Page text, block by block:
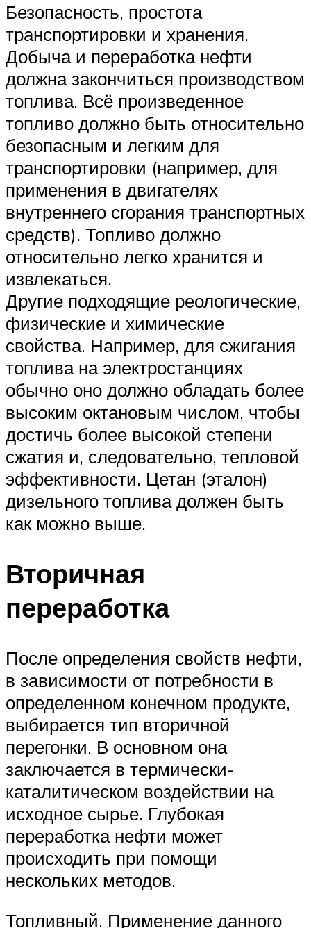
Безопасность, простота
транспортировки и хранения.
Добыча и переработка нефти
должна закончиться производством
топлива. Всё произведенное
топливо должно быть относительно
безопасным и легким для
транспортировки (например, для
применения в двигателях
внутреннего сгорания транспортных
средств). Топливо должно
относительно легко хранится и
извлекаться.
Другие подходящие реологические,
физические и химические
свойства. Например, для сжигания
топлива на электростанциях
обычно оно должно обладать более
высоким октановым числом, чтобы
достичь более высокой степени
сжатия и, следовательно, тепловой
эффективности. Цетан (эталон)
дизельного топлива должен быть
как можно выше.
Вторичная
переработка
После определения свойств нефти,
в зависимости от потребности в
определенном конечном продукте,
выбирается тип вторичной
перегонки. В основном она
заключается в термически-
каталитическом воздействии на
исходное сырье. Глубокая
переработка нефти может
происходить при помощи
нескольких методов.
Топливный. Применение данного